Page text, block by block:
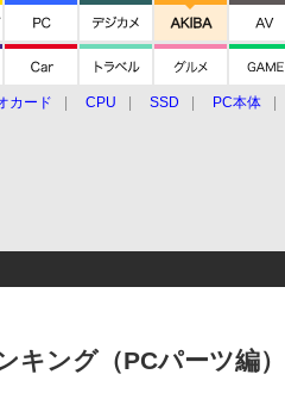
カード CPU SSD PC本体
ング（PCパーツ編）